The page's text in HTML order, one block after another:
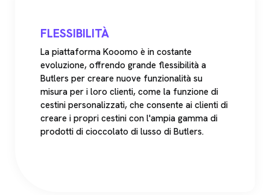
FLESSIBILITÀ
La piattaforma Kooomo è in costante
evoluzione, offrendo grande flessibilità a
Butlers per creare nuove funzionalità su
misura per i loro clienti, come la funzione di
cestini personalizzati, che consente ai clienti di
creare i propri cestini con l'ampia gamma di
prodotti di cioccolato di lusso di Butlers.